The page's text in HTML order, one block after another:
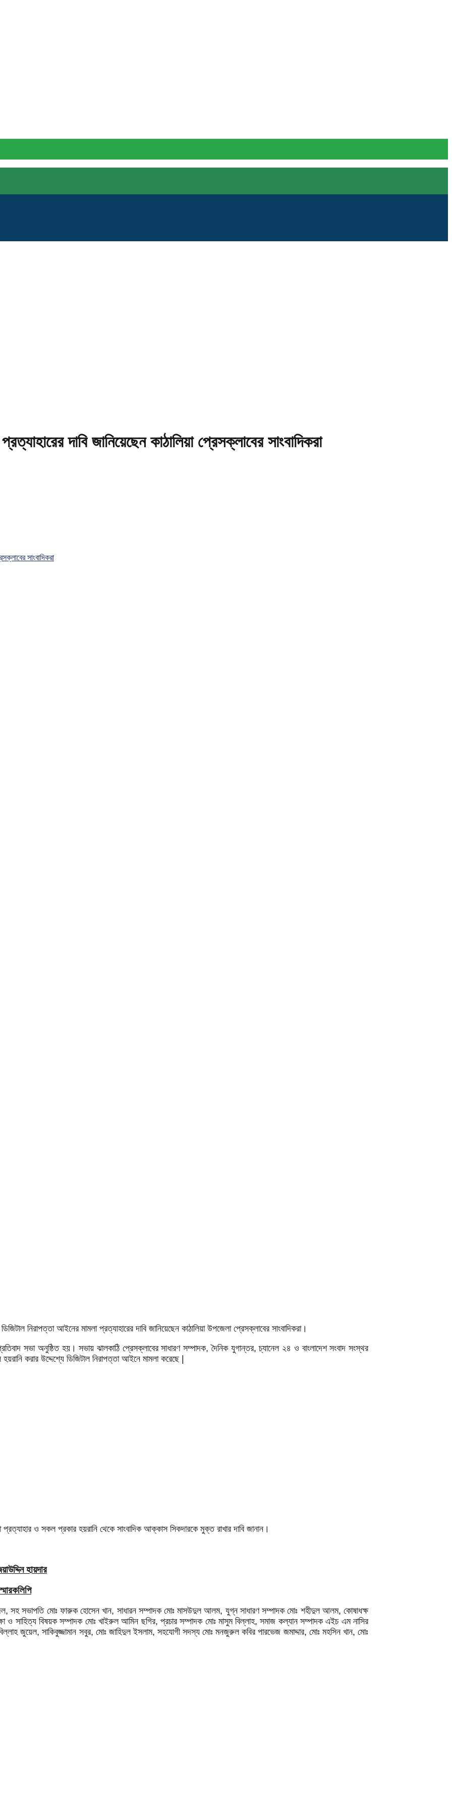
দাবি জানিয়েছেন কাঠালিয়া প্রেসক্লাবের সাংবাদিকরা
নিরাপত্তা আইনের মামলা প্রত্যাহারের দাবি জানিয়েছেন কাঠালিয়া উপজেলা প্রেসক্লাবের সাংবাদিকরা।
সভা অনুষ্ঠিত হয়। সভায় ঝালকাঠি প্রেসক্লাবের সাধারণ সম্পাদক, দৈনিক যুগান্তর, চ্যানেল ২৪ ও বাংলাদেশ সংবাদ সংস্থর
করার উদ্দেশ্যে ডিজিটাল নিরাপত্তা আইনে মামলা করেছে |
প্রত্যাহার ও সকল প্রকার হয়রানি থেকে সাংবাদিক আক্কাস সিকদারকে মুক্ত রাখার দাবি জানান।
হায়দার
সহ সভাপতি মোঃ ফারুক হোসেন খান, সাধারন সম্পাদক মোঃ মাসউদুল আলম, যুগ্ন সাধারণ সম্পাদক মোঃ শহীদুল আলম, কোষাধক্ষ
ও সাহিত্য বিষয়ক সম্পাদক মোঃ খাইরুল আমিন ছগির, প্রচার সম্পাদক মোঃ মাসুম বিল্লাহ, সমাজ কল্যান সম্পাদক এইচ এম নাসির
জুয়েল, সাকিবুজ্জামান সবুর, মোঃ জাহিদুল ইসলাম, সহযোগী সদস্য মোঃ মনজুরুল কবির পারভেজ জমাদ্দার, মোঃ মহসিন খান, মোঃ